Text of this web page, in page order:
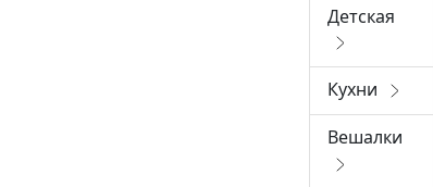
Детская
Кухни
Вешалки